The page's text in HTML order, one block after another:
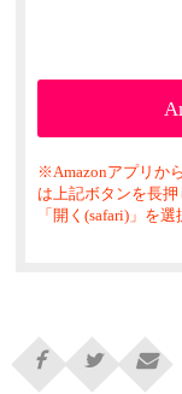
※Amazonアプリか
は上記ボタンを長
「開く(safari)」を